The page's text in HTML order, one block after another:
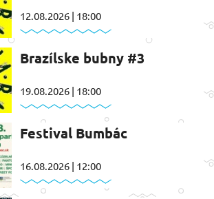
12.08.2026 | 18:00
Brazílske bubny #3
19.08.2026 | 18:00
Festival Bumbác
16.08.2026 | 12:00